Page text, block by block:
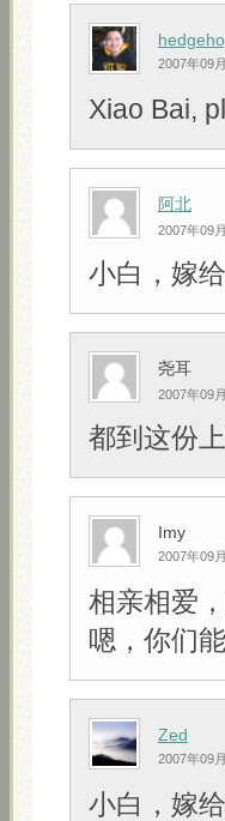
2007年09
Xiao Bai,
阿北
2007年09
小白，嫁
尧耳
2007年09
都到这份
Imy
2007年09
相亲相爱
嗯，你们
Zed
2007年09
小白，嫁